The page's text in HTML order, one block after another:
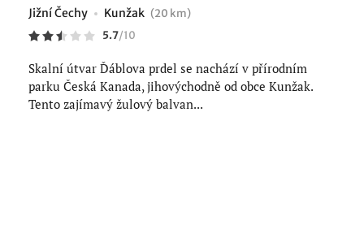
Jižní Čechy Kunžak (20 km)
5.7/10
Skalní útvar Ďáblova prdel se nachází v přírodním
parku Česká Kanada, jihovýchodně od obce Kunžak.
Tento zajímavý žulový balvan...